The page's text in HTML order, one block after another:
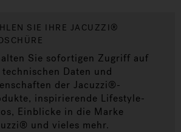
SIE IHRE JACUZZI®
Sie sofortigen Zugriff auf
technischen Daten und
der Jacuzzi®-
inspirierende Lifestyle-
Einblicke in die Marke
und vieles mehr.